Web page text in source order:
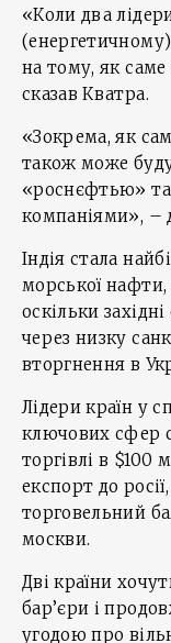
«Коли два
на тому, як
сказав Кватра.
«Зокрема, як
також може
«роснєфтью»
компаніями», –
Індія стала
морської
оскільки
через низку
вторгнення в
Лідери країн у
ключових сфер
торгівлі в $100
експорт до
торговельний
москви.
Дві країни
бар’єри і
угодою про